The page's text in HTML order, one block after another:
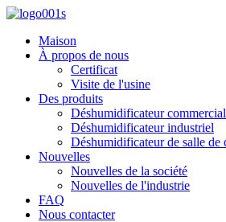
Maison
À propos de nous
Certificat
Visite de l'usine
Des produits
Déshumidificateur commercial
Déshumidificateur industriel
Déshumidificateur de salle de
Nouvelles
Nouvelles de la société
Nouvelles de l'industrie
FAQ
Nous contacter